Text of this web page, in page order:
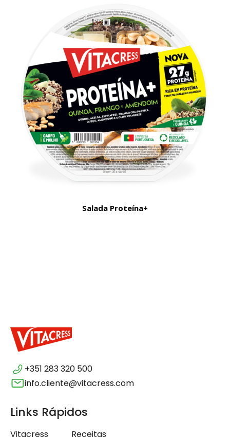
Salada Proteína+
+351 283 320 500
info.cliente@vitacress.com
Links Rápidos
Vitacress Receitas